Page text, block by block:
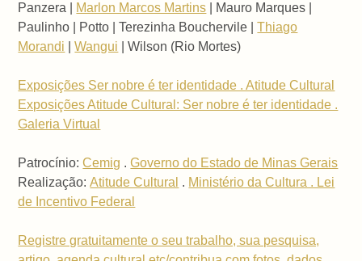
Panzera | Marlon Marcos Martins | Mauro Marques |
Paulinho | Potto | Terezinha Bouchervile |Thiago
Morandi |Wangui | Wilson (Rio Mortes)
Exposições Ser nobre é ter identidade . Atitude Cultural
Exposições Atitude Cultural: Ser nobre é ter identidade .
Galeria Virtual
Patrocínio:Cemig .Governo do Estado de Minas Gerais
Realização:Atitude Cultural . Ministério da Cultura . Lei
de Incentivo Federal
Registre gratuitamente o seu trabalho, sua pesquisa,